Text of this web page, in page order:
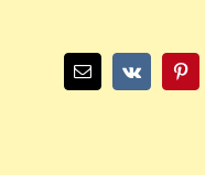
Pinterest
Vk
כתובת